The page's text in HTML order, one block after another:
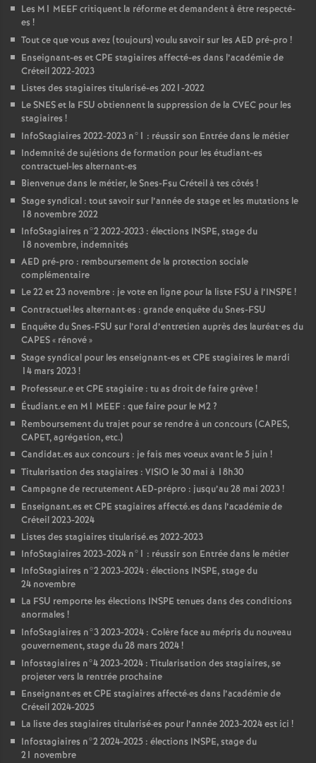
Les M1 MEEFcritiquent la réforme et demandent à être respecté-
es !
Tout ce que vous avez (toujours) voulu savoir sur les AED pré-pro !
Enseignant-es etCPE stagiaires affecté-es dans l’académie de
Créteil 2022-2023
Listes des stagiaires titularisé-es 2021-2022
LeSNESet la FSU obtiennent la suppression de la CVEC pour les
stagiaires !
InfoStagiaires 2022-2023 n°1 : réussir son Entrée dans le métier
Indemnité de sujétions de formation pour les étudiant-es
contractuel-les alternant-es
Bienvenue dans le métier, le Snes-Fsu Créteil à tes côtés !
Stage syndical : tout savoir sur l’année de stage et les mutations le
18 novembre 2022
InfoStagiaires n°2 2022-2023 : élections INSPE, stage du
18 novembre, indemnités
AED pré-pro : remboursement de la protection sociale
complémentaire
Le 22 et 23 novembre : je vote en ligne pour la liste FSU à l’INSPE !
Contractuel·les alternant·es : grande enquête du Snes-FSU
Enquête du Snes-FSU sur l’oral d’entretien auprès des lauréat•es du
CAPES« rénové»
Stage syndical pour les enseignant-es etCPE stagiaires le mardi
14 mars 2023!
Professeur.e etCPE stagiaire : tu as droit de faire grève!
Étudiant.e en M1 MEEF : que faire pour le M2?
Remboursement du trajet pour se rendre à un concours (CAPES,
CAPET, agrégation, etc.)
Candidat.es aux concours : je fais mes voeux avant le 5 juin !
Titularisation des stagiaires : VISIO le 30 mai à 18h30
Campagne de recrutementAED-prépro : jusqu’au 28 mai 2023!
Enseignant.es etCPE stagiaires affecté.es dans l’académie de
Créteil 2023-2024
Listes des stagiaires titularisé.es 2022-2023
InfoStagiaires 2023-2024 n°1 : réussir son Entrée dans le métier
InfoStagiaires n°2 2023-2024 : élections INSPE, stage du
24 novembre
La FSU remporte les élections INSPE tenues dans des conditions
anormales !
InfoStagiaires n°3 2023-2024 : Colère face au mépris du nouveau
gouvernement, stage du 28 mars 2024!
Infostagiaires n°4 2023-2024 : Titularisation des stagiaires, se
projeter vers la rentrée prochaine
Enseignant·es etCPE stagiaires affecté·es dans l’académie de
Créteil 2024-2025
La liste des stagiaires titularisé·es pour l’année 2023-2024 est ici !
Infostagiaires n°2 2024-2025 : élections INSPE, stage du
21 novembre